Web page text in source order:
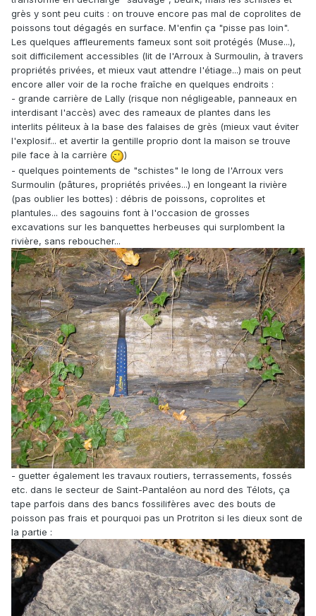
grès y sont peu cuits : on trouve encore pas mal de coprolites de
poissons tout dégagés en surface. M'enfin ça "pisse pas loin".
Les quelques affleurements fameux sont soit protégés (Muse...),
soit difficilement accessibles (lit de l'Arroux à Surmoulin, à travers
propriétés privées, et mieux vaut attendre l'étiage...) mais on peut
encore aller voir de la roche fraîche en quelques endroits :
- grande carrière de Lally (risque non négligeable, panneaux en
interdisant l'accès) avec des rameaux de plantes dans les
interlits péliteux à la base des falaises de grès (mieux vaut éviter
l'explosif... et avertir la gentille proprio dont la maison se trouve
pile face à la carrière
)
- quelques pointements de "schistes" le long de l'Arroux vers
Surmoulin (pâtures, propriétés privées...) en longeant la rivière
(pas oublier les bottes) : débris de poissons, coprolites et
plantules... des sagouins font à l'occasion de grosses
excavations sur les banquettes herbeuses qui surplombent la
rivière, sans reboucher...
- guetter également les travaux routiers, terrassements, fossés
etc. dans le secteur de Saint-Pantaléon au nord des Télots, ça
tape parfois dans des bancs fossilifères avec des bouts de
poisson pas frais et pourquoi pas un Protriton si les dieux sont de
la partie :